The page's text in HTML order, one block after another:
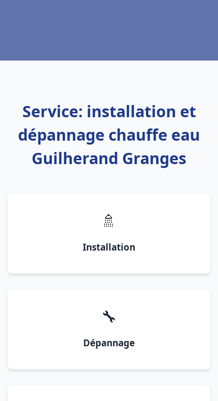
Service: installation et
dépannage chauffe eau
Guilherand Granges
🚿
Installation
🔧
Dépannage